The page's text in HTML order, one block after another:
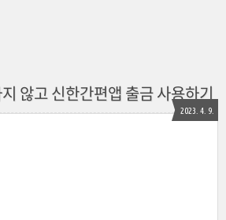
않고 신한간편앱 출금 사용하기
2023. 4. 9.